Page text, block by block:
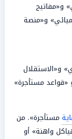
و«مفاتيح
و«منصة
و«الاستقلال
«قواعد مستأجرة»
مستأجرة». من
واهنة» أو